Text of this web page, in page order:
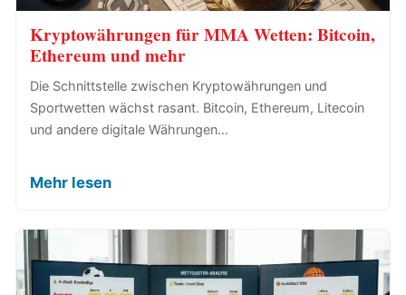
Kryptowährungen für MMA Wetten: Bitcoin,
Ethereum und mehr
Die Schnittstelle zwischen Kryptowährungen und
Sportwetten wächst rasant. Bitcoin, Ethereum, Litecoin
und andere digitale Währungen…
Mehr lesen